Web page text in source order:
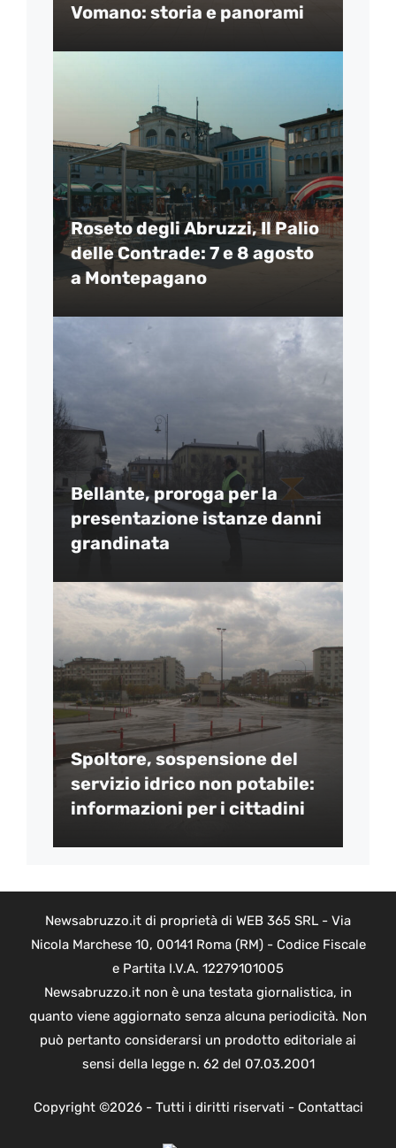
Vomano: storia e panorami
Roseto degli Abruzzi, Il Palio
delle Contrade: 7 e 8 agosto
a Montepagano
Bellante, proroga per la
presentazione istanze danni
grandinata
Spoltore, sospensione del
servizio idrico non potabile:
informazioni per i cittadini
Newsabruzzo.it di proprietà di WEB 365 SRL - Via
Nicola Marchese 10, 00141 Roma (RM) - Codice Fiscale
e Partita I.V.A. 12279101005
Newsabruzzo.it non è una testata giornalistica, in
quanto viene aggiornato senza alcuna periodicità. Non
può pertanto considerarsi un prodotto editoriale ai
sensi della legge n. 62 del 07.03.2001
Copyright ©2026 - Tutti i diritti riservati - Contattaci